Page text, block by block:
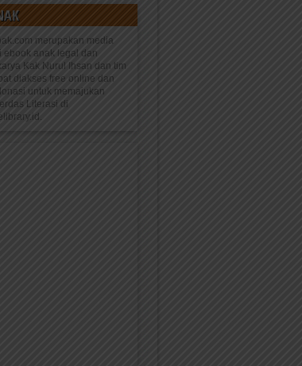
merupakan media
ebook anak legal dan
Kak Nurul Ihsan dan tim
diakses free online dan
untuk memajukan
Literasi di